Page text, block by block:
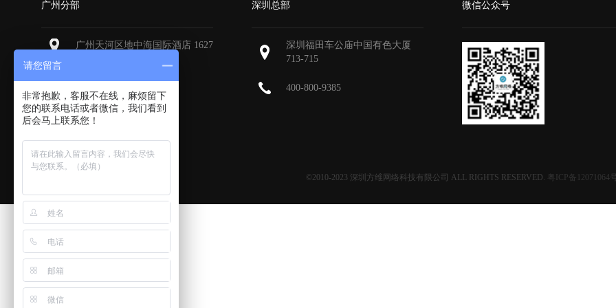
广州分部
广州天河区地中海国际酒店 1627
深圳总部
深圳福田车公庙中国有色大厦
713-715
400-800-9385
微信公众号
©2010-2023 深圳方维网络科技有限公司 ALL RIGHTS RESERVED. 粤ICP备12071064
请您留言
非常抱歉，客服不在线，麻烦留下
您的联系电话或者微信，我们看到
后会马上联系您！